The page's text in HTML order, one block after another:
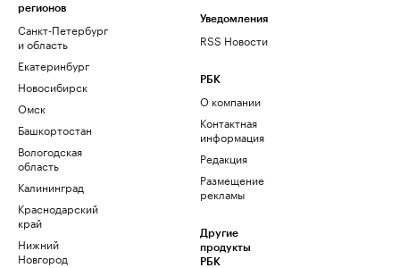
регионов
Санкт-Петербург
и область
Екатеринбург
Новосибирск
Омск
Башкортостан
Вологодская
область
Калининград
Краснодарский
край
Нижний
Новгород
Уведомления
RSS Новости
РБК
О компании
Контактная
информация
Редакция
Размещение
рекламы
Другие
продукты
РБК